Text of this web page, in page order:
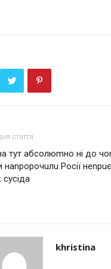
стаття
тут абсолюmно ні до
наnророчuлu Росії
сусіда
khristina